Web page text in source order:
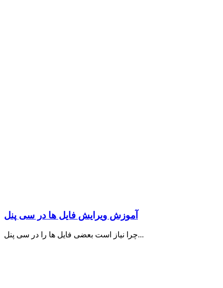
آموزش ویرایش فایل ها در سی پنل
چرا نیاز است بعضی فایل ها را در سی پنل...